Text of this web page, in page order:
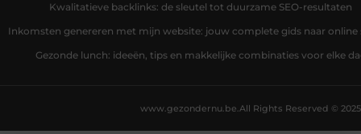
Kwalitatieve backlinks: de sleutel tot duurzame SEO-resultaten
Inkomsten genereren met mijn website: jouw complete gids naar online
Gezonde lunch: ideeën, tips en makkelijke combinaties voor elke
All Rights Reserved © 2025
www.gezondernu.be.